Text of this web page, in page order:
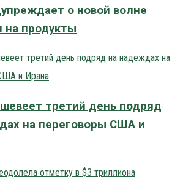
о новой волне
на продукты
третий день подряд
на переговоры США и